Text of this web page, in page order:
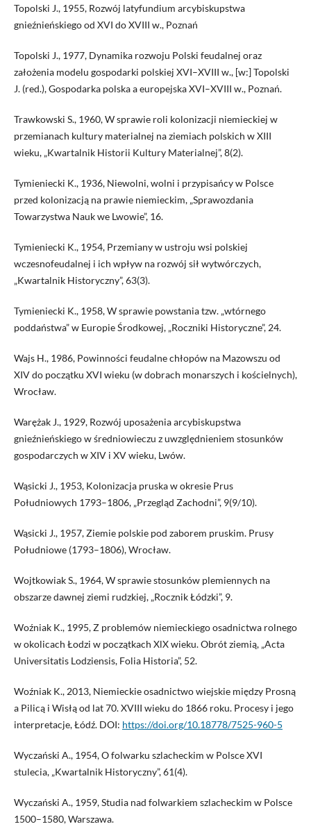
Topolski J., 1955, Rozwój latyfundium arcybiskupstwa
gnieźnieńskiego od XVI do XVIII w., Poznań
Topolski J., 1977, Dynamika rozwoju Polski feudalnej oraz
założenia modelu gospodarki polskiej XVI–XVIII w., [w:] Topolski
J. (red.), Gospodarka polska a europejska XVI–XVIII w., Poznań.
Trawkowski S., 1960, W sprawie roli kolonizacji niemieckiej w
przemianach kultury materialnej na ziemiach polskich w XIII
wieku, „Kwartalnik Historii Kultury Materialnej”, 8(2).
Tymieniecki K., 1936, Niewolni, wolni i przypisańcy w Polsce
przed kolonizacją na prawie niemieckim, „Sprawozdania
Towarzystwa Nauk we Lwowie”, 16.
Tymieniecki K., 1954, Przemiany w ustroju wsi polskiej
wczesnofeudalnej i ich wpływ na rozwój sił wytwórczych,
„Kwartalnik Historyczny”, 63(3).
Tymieniecki K., 1958, W sprawie powstania tzw. „wtórnego
poddaństwa” w Europie Środkowej, „Roczniki Historyczne”, 24.
Wajs H., 1986, Powinności feudalne chłopów na Mazowszu od
XIV do początku XVI wieku (w dobrach monarszych i kościelnych),
Wrocław.
Warężak J., 1929, Rozwój uposażenia arcybiskupstwa
gnieźnieńskiego w średniowieczu z uwzględnieniem stosunków
gospodarczych w XIV i XV wieku, Lwów.
Wąsicki J., 1953, Kolonizacja pruska w okresie Prus
Południowych 1793–1806, „Przegląd Zachodni”, 9(9/10).
Wąsicki J., 1957, Ziemie polskie pod zaborem pruskim. Prusy
Południowe (1793–1806), Wrocław.
Wojtkowiak S., 1964, W sprawie stosunków plemiennych na
obszarze dawnej ziemi rudzkiej, „Rocznik Łódzki”, 9.
Woźniak K., 1995, Z problemów niemieckiego osadnictwa rolnego
w okolicach Łodzi w początkach XlX wieku. Obrót ziemią, „Acta
Universitatis Lodziensis, Folia Historia”, 52.
Woźniak K., 2013, Niemieckie osadnictwo wiejskie między Prosną
a Pilicą i Wisłą od lat 70. XVIII wieku do 1866 roku. Procesy i jego
interpretacje, Łódź. DOI: https://doi.org/10.18778/7525-960-5
Wyczański A., 1954, O folwarku szlacheckim w Polsce XVI
stulecia, „Kwartalnik Historyczny”, 61(4).
Wyczański A., 1959, Studia nad folwarkiem szlacheckim w Polsce
1500–1580, Warszawa.